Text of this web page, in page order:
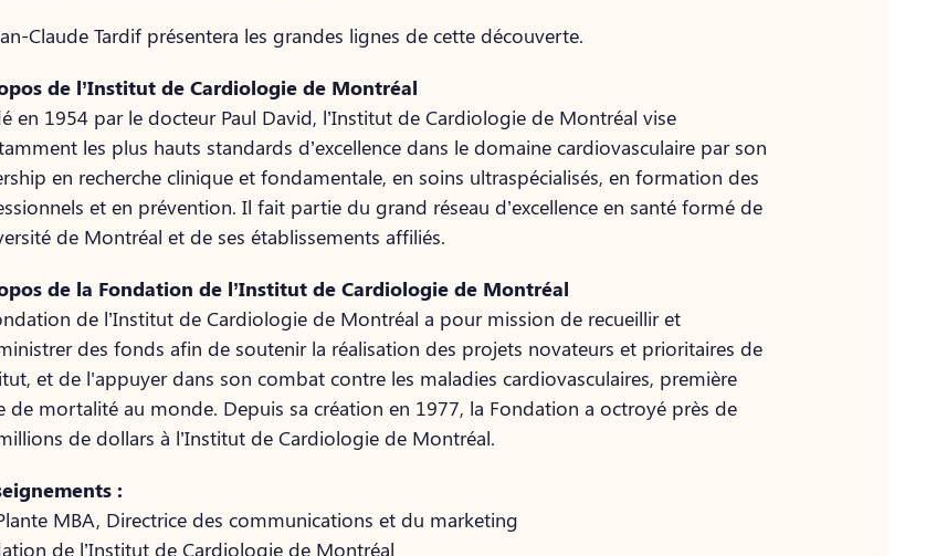
Claude Tardif présentera les grandes lignes de cette découverte.
de l’Institut de Cardiologie de Montréal
en 1954 par le docteur Paul David, l’Institut de Cardiologie de Montréal vise
les plus hauts standards d’excellence dans le domaine cardiovasculaire par son
en recherche clinique et fondamentale, en soins ultraspécialisés, en formation des
et en prévention. Il fait partie du grand réseau d’excellence en santé formé de
de Montréal et de ses établissements affiliés.
de la Fondation de l’Institut de Cardiologie de Montréal
de l’Institut de Cardiologie de Montréal a pour mission de recueillir et
des fonds afin de soutenir la réalisation des projets novateurs et prioritaires de
et de l'appuyer dans son combat contre les maladies cardiovasculaires, première
de mortalité au monde. Depuis sa création en 1977, la Fondation a octroyé près de
de dollars à l’Institut de Cardiologie de Montréal.
:
MBA, Directrice des communications et du marketing
de l’Institut de Cardiologie de Montréal